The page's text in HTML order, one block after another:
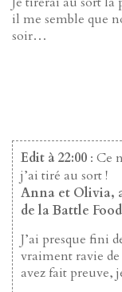
il me semble que
soir…
Edit à 22:00 : Ce
j’ai tiré au sort !
Anna et Olivia,
de la Battle Food
J’ai presque fini
vraiment ravie
avez fait preuve,